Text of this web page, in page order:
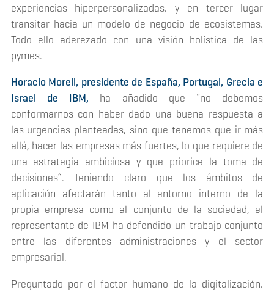
experiencias hiperpersonalizadas, y en tercer lugar
transitar hacia un modelo de negocio de ecosistemas.
Todo ello aderezado con una visión holística de las
pymes.
Horacio Morell, presidente de España, Portugal, Grecia e
Israel de IBM, ha añadido que “no debemos
conformarnos con haber dado una buena respuesta a
las urgencias planteadas, sino que tenemos que ir más
allá, hacer las empresas más fuertes, lo que requiere de
una estrategia ambiciosa y que priorice la toma de
decisiones”. Teniendo claro que los ámbitos de
aplicación afectarán tanto al entorno interno de la
propia empresa como al conjunto de la sociedad, el
representante de IBM ha defendido un trabajo conjunto
entre las diferentes administraciones y el sector
empresarial.
Preguntado por el factor humano de la digitalización,